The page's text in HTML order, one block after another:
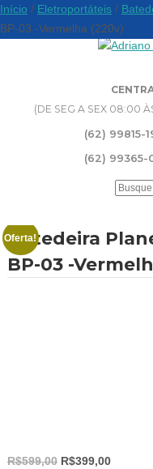
(DE SEG A SEX 08:00
(62) 99815-
(62) 99365-
Início / Eletroportáteis /
BP-03 -Vermelha (220v)
Batedeira
BP-03 -
Oferta!
R$599,00 O
R$399,00O